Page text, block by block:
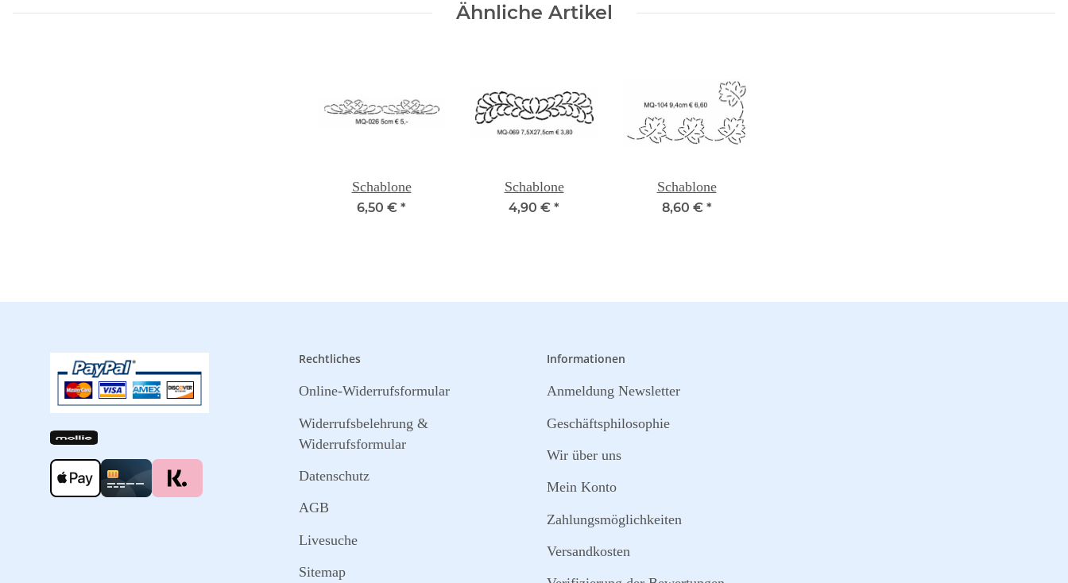
Ähnliche Artikel
Schablone
6,50 € *
Schablone
4,90 € *
Schablone
8,60 € *
Rechtliches
Online-Widerrufsformular
Widerrufsbelehrung &
Widerrufsformular
Datenschutz
AGB
Livesuche
Sitemap
Informationen
Anmeldung Newsletter
Geschäftsphilosophie
Wir über uns
Mein Konto
Zahlungsmöglichkeiten
Versandkosten